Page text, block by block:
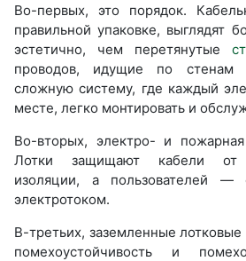
Во-первых, это порядок.
правильной упаковке, выглядят
эстетично, чем перетянутые
проводов, идущие по
сложную систему, где каждый
месте, легко монтировать и
Во-вторых, электро- и пожарная
Лотки защищают кабели от
изоляции, а пользователей —
электротоком.
В-третьих, заземленные
помехоустойчивость и